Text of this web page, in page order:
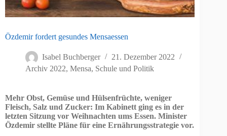
Özdemir fordert gesundes Mensaessen
Isabel Buchberger
21. Dezember 2022
Archiv 2022, Mensa, Schule und Politik
Mehr Obst, Gemüse und Hülsenfrüchte, weniger
Fleisch, Salz und Zucker: Im Kabinett ging es in der
letzten Sitzung vor Weihnachten ums Essen. Minister
Özdemir stellte Pläne für eine Ernährungsstrategie vor.